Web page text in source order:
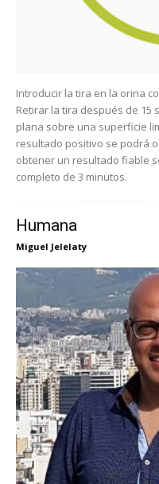
Introducir la tira en la orina
Retirar la tira después de 15
plana sobre una superficie
resultado positivo se podrá
obtener un resultado fiable
completo de 3 minutos.
Humana
Miguel Jelelaty